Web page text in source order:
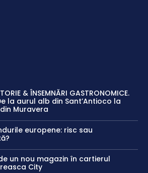
& ÎNSEMNĂRI GASTRONOMICE.
la aurul alb din Sant’Antioco la
Muravera
europene: risc sau
un nou magazin în cartierul
City